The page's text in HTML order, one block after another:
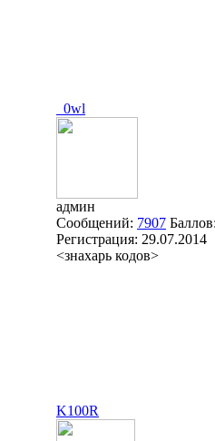
_0wl
админ
Сообщений: 7907
Регистрация: 29.07.2014
<знахарь кодов>
K100R